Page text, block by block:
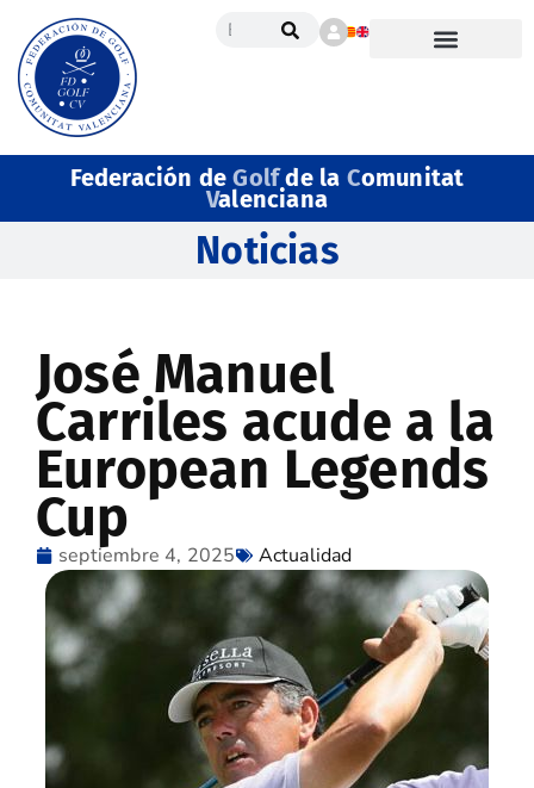
Federación deGolfde la Comunitat
Valenciana
Noticias
José Manuel
Carriles acude a la
European Legends
Cup
septiembre 4, 2025 Actualidad